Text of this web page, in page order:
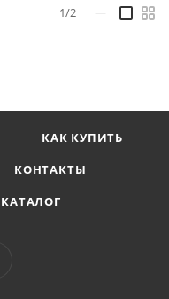
1/2
КАК КУПИТЬ
КОНТАКТЫ
КАТАЛОГ